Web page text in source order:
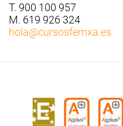
T. 900 100 957
M. 619 926 324
hola@cursosfemxa.es